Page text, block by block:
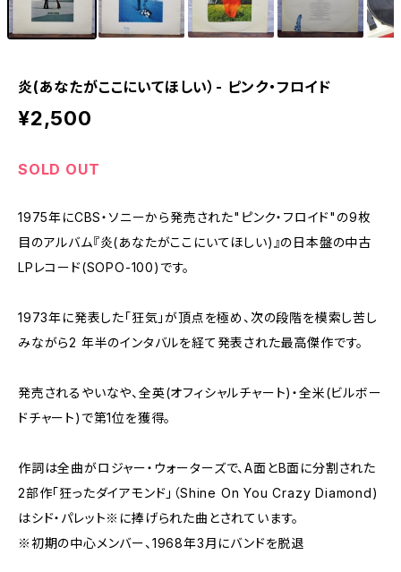
炎(あなたがここにいてほしい）- ピンク・フロイド
¥2,500
SOLD OUT
1975年にCBS・ソニーから発売された"ピンク・フロイド"の9枚
目のアルバム『炎(あなたがここにいてほしい)』の日本盤の中古
LPレコード(SOPO-100)です。
1973年に発表した「狂気」が頂点を極め、次の段階を模索し苦し
みながら2 年半のインタバルを経て発表された最高傑作です。
発売されるやいなや、全英(オフィシャルチャート)・全米(ビルボー
ドチャート)で第1位を獲得。
作詞は全曲がロジャー・ウォーターズで、A面とB面に分割された
2部作「狂ったダイアモンド」（Shine On You Crazy Diamond)
はシド・パレット※に捧げられた曲とされています。
※初期の中心メンバー、1968年3月にバンドを脱退